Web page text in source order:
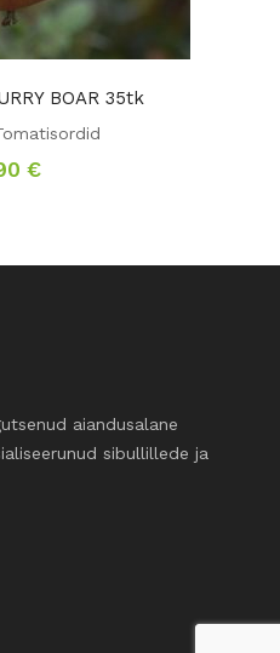
BOAR 35tk
€
aiandusalane
sibullillede ja